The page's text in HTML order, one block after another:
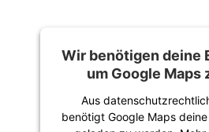
Wir benötigen deine
um Google Maps
Aus
benötigt Google Maps